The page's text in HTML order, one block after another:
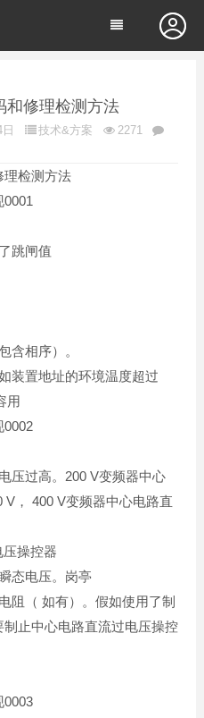
和修理检测方法
技术&方案
2271
理检测方法
跳闸值
含相序）。
装置地址的环境温度超过
用
0002
压过高。200 V变频器中心
， 400 V变频器中心电路直
操控器
态电压。岗亭
阻（ 如有）。假如使用了制
止中心电路直流过电压操控
0003